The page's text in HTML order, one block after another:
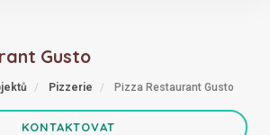
Gusto
Pizzerie Pizza Restaurant Gusto
KONTAKTOVAT